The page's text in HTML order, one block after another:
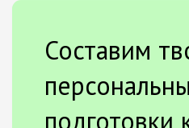
Составим
подготовки